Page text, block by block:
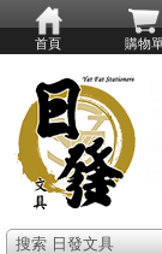
首頁 購物
搜索 日發文具